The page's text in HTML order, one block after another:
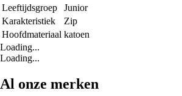
Leeftijdsgroep
Junior
Karakteristiek
Zip
Hoofdmateriaal katoen
Loading...
Loading...
Al onze merken